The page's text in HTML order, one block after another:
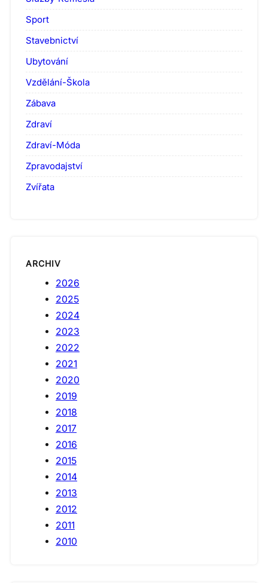
Sport
Stavebnictví
Ubytování
Vzdělání-Škola
Zábava
Zdraví
Zdraví-Móda
Zpravodajství
Zvířata
ARCHIV
2026
2025
2024
2023
2022
2021
2020
2019
2018
2017
2016
2015
2014
2013
2012
2011
2010